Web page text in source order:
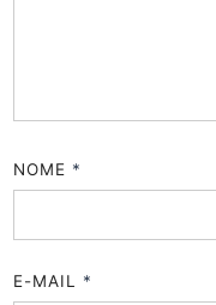
NOME *
E-MAIL *